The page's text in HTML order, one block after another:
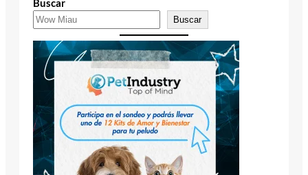
Buscar
Buscar